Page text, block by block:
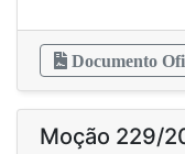
Documento
Moção 229/